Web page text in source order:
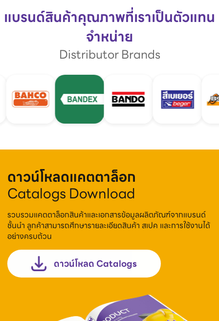
แบรนด์สินค้าคุณภาพที่เราเป็นตัวแทน
จำหน่าย
Distributor Brands
ดาวน์โหลดแคตตาล็อก
Catalogs Download
รวบรวมแคตตาล็อกสินค้าและเอกสารข้อมูลผลิตภัณฑ์จากแบรนด์
ชั้นนำ ลูกค้าสามารถศึกษารายละเอียดสินค้า สเปค และการใช้งานได้
อย่างครบถ้วน
ดาวน์โหลด Catalogs